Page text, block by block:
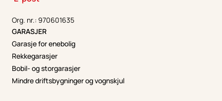
Org. nr.: 970601635
GARASJER
Garasje for enebolig
Rekkegarasjer
Bobil- og storgarasjer
Mindre driftsbygninger og vognskjul